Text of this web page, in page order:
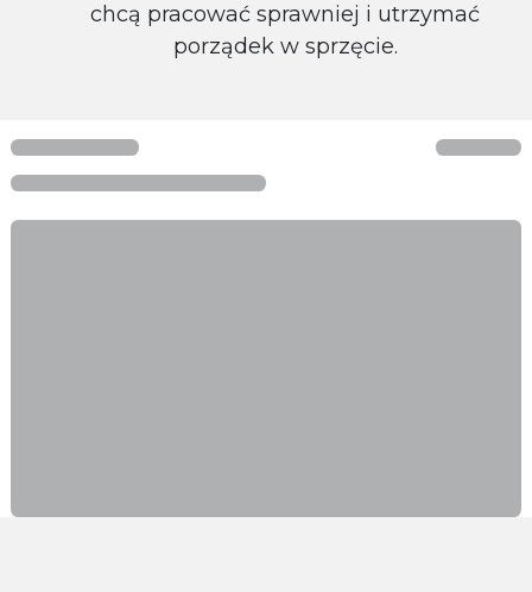
chcą pracować sprawniej i utrzymać
porządek w sprzęcie.